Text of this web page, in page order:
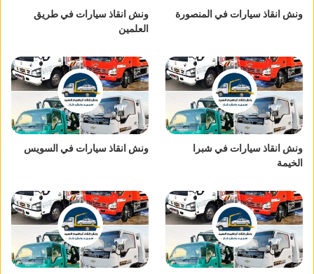
ونش انقاذ سيارات في المنصورة
ونش انقاذ سيارات في طريق
العلمين
ونش انقاذ سيارات في شبرا
الخيمة
ونش انقاذ سيارات في السويس